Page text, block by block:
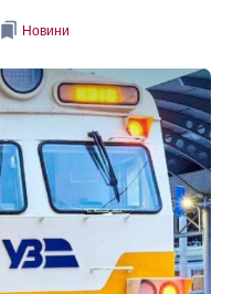
bookmarks Новини